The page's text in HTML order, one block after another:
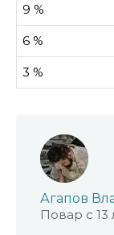
9 %
6 %
3 %
Агапов
Повар с